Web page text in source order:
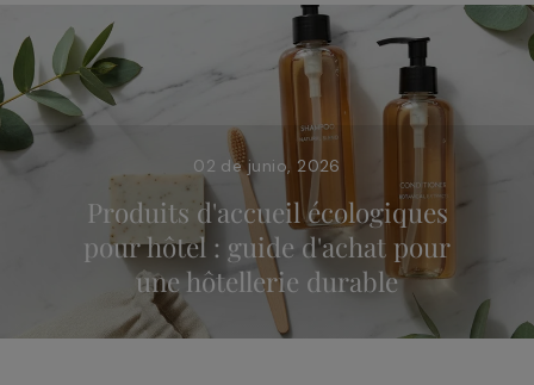
02 de junio, 2026
Produits d'accueil écologiques
pour hôtel : guide d'achat pour
une hôtellerie durable